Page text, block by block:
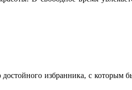
избранника, с которым